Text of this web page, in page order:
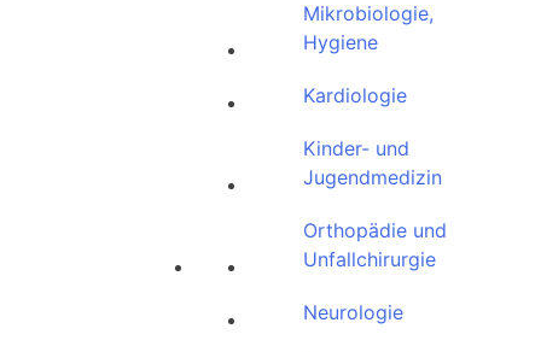
Mikrobiologie,
Hygiene
Kardiologie
Kinder- und
Jugendmedizin
Orthopädie und
Unfallchirurgie
Neurologie